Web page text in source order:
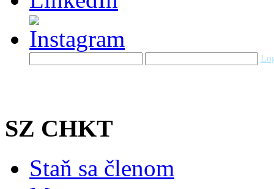
SZ CHKT
Staň sa členom